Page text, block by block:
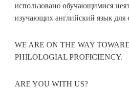
использовано обучающимися
изучающих английский язык для
WE ARE ON THE WAY
PHILOLOGIAL PROFICIENCY.
ARE YOU WITH US?